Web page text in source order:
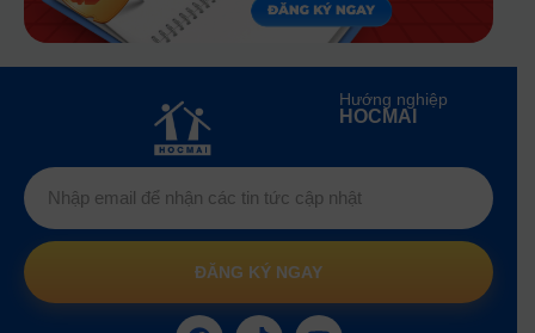
Hướng nghiệp
HOCMAI
ĐĂNG KÝ NGAY